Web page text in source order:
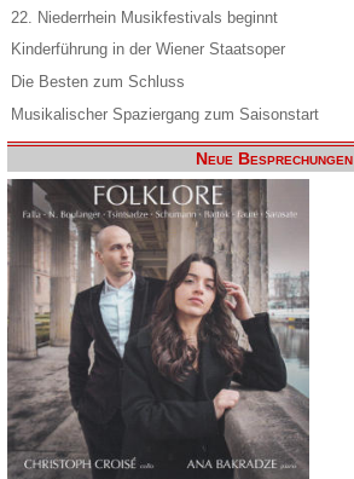
22. Niederrhein Musikfestivals beginnt
Kinderführung in der Wiener Staatsoper
Die Besten zum Schluss
Musikalischer Spaziergang zum Saisonstart
Neue Besprechungen